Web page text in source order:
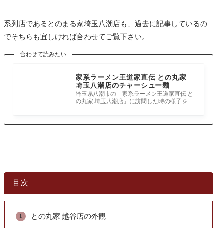
系列店であるとのまる家埼玉八潮店も、過去に記事しているの
でそちらも宜しければ合わせてご覧下さい。
合わせて読みたい
家系ラーメン王道家直伝 との丸家
埼玉八潮店のチャーシュー麺
埼玉県八潮市の「家系ラーメン王道家直伝 と
の丸家 埼玉八潮店」に訪問した時の様子をお
目次
との丸家 越谷店の外観